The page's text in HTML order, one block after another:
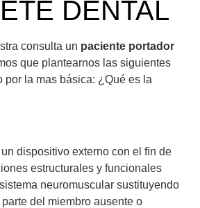
DENTAL
consulta un paciente portador
que plantearnos las siguientes
por la mas básica: ¿Qué es la
un dispositivo externo con el fin de
estructurales y funcionales
neuromuscular sustituyendo
del miembro ausente o